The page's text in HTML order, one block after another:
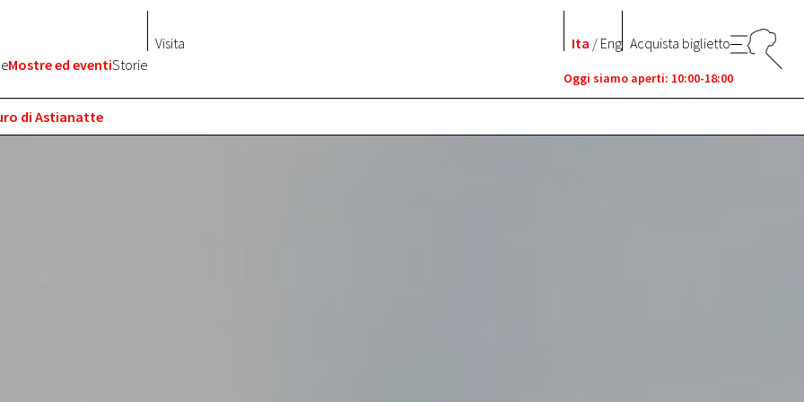
Mostre ed eventiStorie
Visita Ita / Eng Acquista biglietto
Oggi siamo aperti: 10:00-18:00
di Astianatte